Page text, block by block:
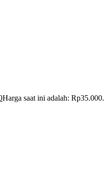
Harga saat ini adalah: Rp35.000.